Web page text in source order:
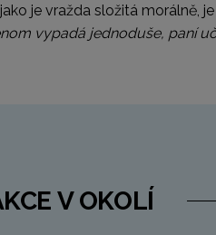
je vražda složitá morálně,
vypadá jednoduše, paní
V OKOLÍ